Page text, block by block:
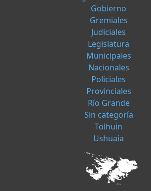
Gobierno
Gremiales
Judiciales
Legislatura
Municipales
Nacionales
Policiales
Provinciales
Río Grande
Sin categoría
Tolhuin
Ushuaia